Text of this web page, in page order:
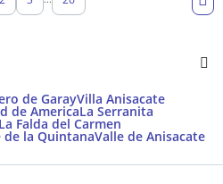
de GarayVilla Anisacate
de AmericaLa Serranita
La Falda del Carmen
de la QuintanaValle de Anisacate